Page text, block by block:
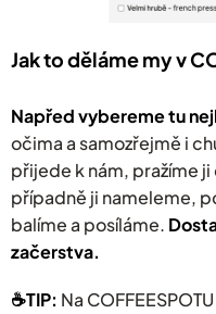
Jak to děláme my v
Napřed vybereme tu
očima a samozřejmě i
přijede k nám, pražíme
případně ji nameleme,
balíme a posíláme.
začerstva.
☕️TIP: Na